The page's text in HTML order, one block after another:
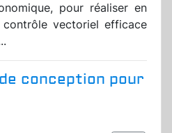
pour réaliser en
vectoriel efficace
conception pour